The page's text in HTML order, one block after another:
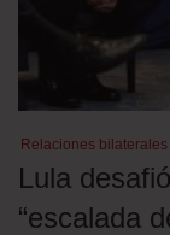
Relaciones bilaterales
Lula
“escalada